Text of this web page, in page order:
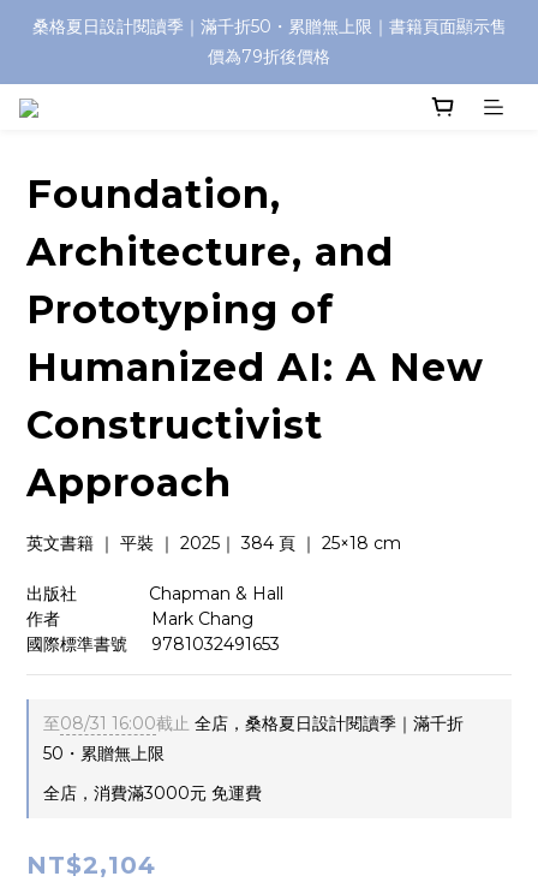
桑格夏日設計閱讀季｜滿千折50・累贈無上限｜書籍頁面顯示售
價為79折後價格
Foundation,
Architecture, and
Prototyping of
Humanized AI: A New
Constructivist
Approach
英文書籍 ｜ 平裝 ｜ 2025｜ 384 頁 ｜ 25×18 cm
出版社　　　 　Chapman & Hall
作者　　　　     Mark Chang
國際標準書號     9781032491653
至08/31 16:00截止 全店，桑格夏日設計閱讀季｜滿千折
50・累贈無上限
全店，消費滿3000元 免運費
NT$2,104